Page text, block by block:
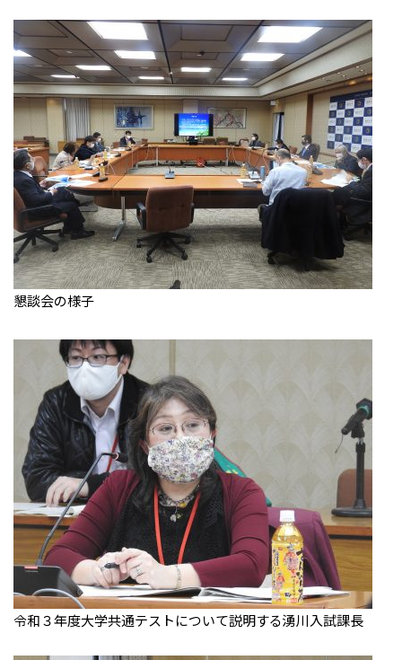
懇談会の様子
令和３年度大学共通テストについて説明する湧川入試課長